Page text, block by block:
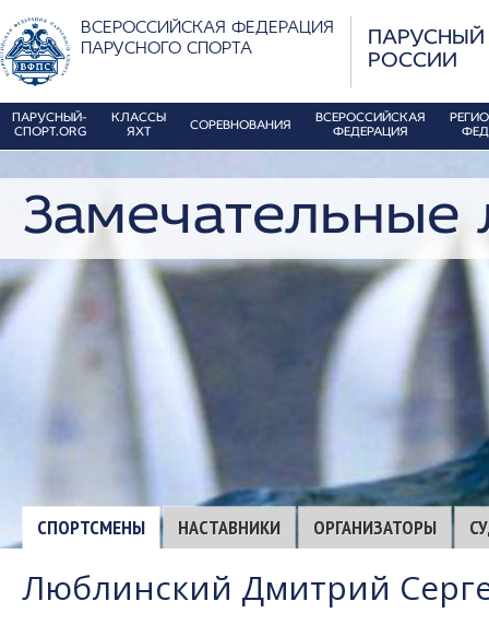
ВСЕРОССИЙСКАЯ ФЕДЕРАЦИЯ
ПАРУСНОГО СПОРТА
ПАРУСНЫЙ
РОССИИ
ПАРУСНЫЙ-
СПОРТ.ORG
КЛАССЫ
ЯХТ
СОРЕВНОВАНИЯ
ВСЕРОССИЙСКАЯ
ФЕДЕРАЦИЯ
Замечательные
CПОРТСМЕНЫ НАСТАВНИКИ ОРГАНИЗАТОРЫ
Люблинский Дмитрий